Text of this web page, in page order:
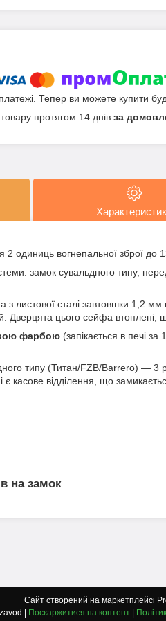
Тепер ви можете купити
протягом 14 днів за
2 одиниць вогнепальної зброї до
замок сувальдного типу,
з листової сталі завтовшки 1,2
Дверцята цього сейфа втоплені,
фарбою (запікається в печі
типу (Титан/FZB/Barrero) — 3
є касове відділення, що
на замок
Сайт створений на маркетплейсі
Поскаржитися на контент